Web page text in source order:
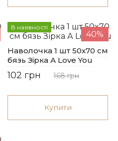
В наявності
40%
Наволочка 1 шт 50x70 см
бязь Зірка А Love You
102 грн 168 грн
Купити